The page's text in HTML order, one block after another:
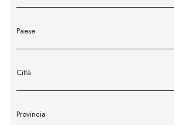
Paese
Città
Provincia